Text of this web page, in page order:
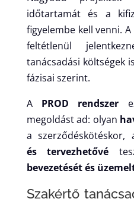
időtartamát és a
figyelembe kell venni.
feltétlenül
tanácsadási költségek
fázisai szerint.
A PROD rendszer
megoldást ad: olyan
a szerződéskötéskor,
és tervezhetővé
bevezetését és
Szakértő